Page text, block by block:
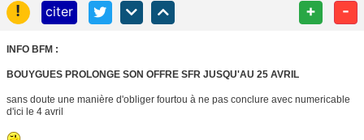
!
citer + -
INFO BFM :
BOUYGUES PROLONGE SON OFFRE SFR JUSQU'AU 25 AVRIL
sans doute une manière d'obliger fourtou à ne pas conclure avec numericable
d'ici le 4 avril